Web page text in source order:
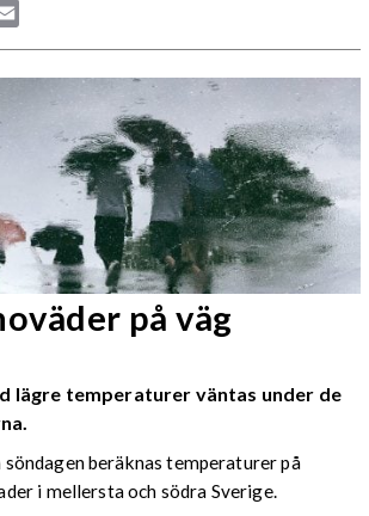
på väg
lägre temperaturer väntas under de
söndagen beräknas temperaturer på
i mellersta och södra Sverige.